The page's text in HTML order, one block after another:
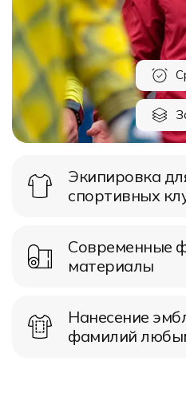
Экипировка
спортивных
Современные
материалы
Нанесение
фамилий
Форма в наличии
Распродажа
Статьи
Реквизиты
Система скидок и
Пользовательское
Доставка